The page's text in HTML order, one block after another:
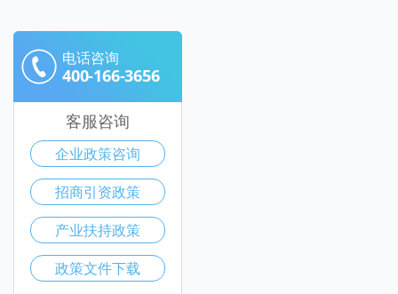
电话咨询
400-166-3656
客服咨询
企业政策咨询
招商引资政策
产业扶持政策
政策文件下载